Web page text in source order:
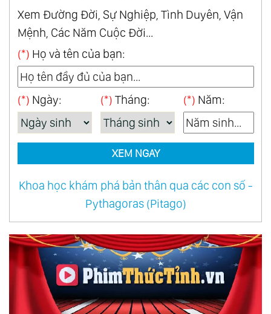
Xem Đường Đời, Sự Nghiệp, Tình Duyên, Vận
Mệnh, Các Năm Cuộc Đời...
(*) Họ và tên của bạn:
(*) Ngày: (*) Tháng: (*) Năm:
XEM NGAY
Khoa học khám phá bản thân qua các con số -
Pythagoras (Pitago)